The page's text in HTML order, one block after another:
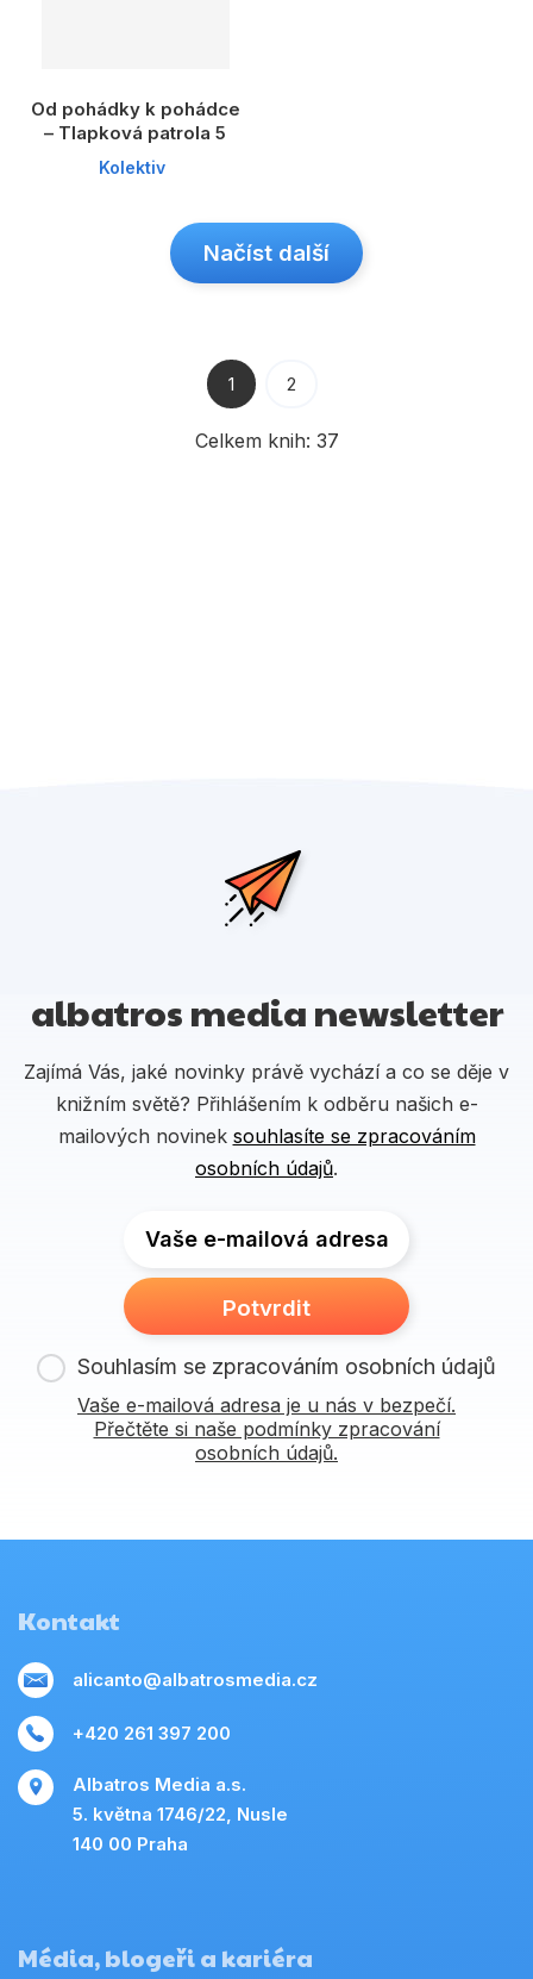
Od pohádky k pohádce
– Tlapková patrola 5
Kolektiv
Načíst další
Celkem knih: 37
1 2
albatros media newsletter
Zajímá Vás, jaké novinky právě vychází a co se děje v
knižním světě? Přihlášením k odběru našich e-
mailových novinek souhlasíte se zpracováním
osobních údajů.
Vaše e-mailová adresa
Potvrdit
Souhlasím se zpracováním osobních údajů
Vaše e-mailová adresa je u nás v bezpečí.
Přečtěte si naše podmínky zpracování
osobních údajů.
Kontakt
alicanto@albatrosmedia.cz
+420 261 397 200
Albatros Media a.s.
5. května 1746/22, Nusle
140 00 Praha
Média, blogeři a kariéra